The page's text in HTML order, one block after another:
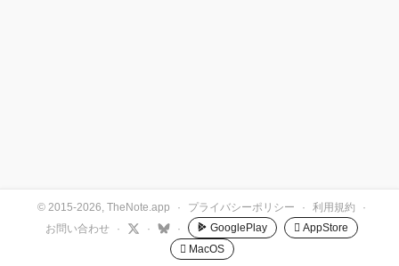
© 2015-2026, TheNote.app · プライバシーポリシー · 利用規約
·
お問い合わせ
· · · GooglePlay
 AppStore
 MacOS